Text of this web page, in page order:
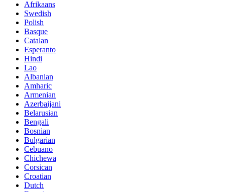
Afrikaans
Swedish
Polish
Basque
Catalan
Esperanto
Hindi
Lao
Albanian
Amharic
Armenian
Azerbaijani
Belarusian
Bengali
Bosnian
Bulgarian
Cebuano
Chichewa
Corsican
Croatian
Dutch